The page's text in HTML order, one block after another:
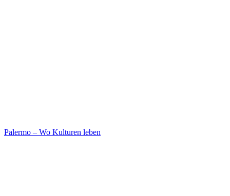
Palermo – Wo Kulturen leben